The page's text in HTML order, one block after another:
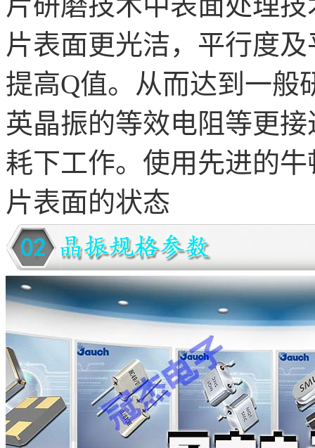
片表面更光洁，平行度
提高Q值。从而达到一般
英晶振的等效电阻等更
耗下工作。使用先进的
片表面的状态